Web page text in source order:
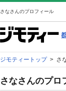
さなさんのプロフィール
ジモティートップ > さ
さなさんのプロ